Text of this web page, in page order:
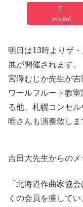
Pocket
明日は13時よりザ
展が開催されます。
宮澤むじか先生が
ワールフルート教
る他、札幌コンセ
唯さんも演奏致しま
吉田大先生からのメ
「北海道作曲家協
くの会員を擁して